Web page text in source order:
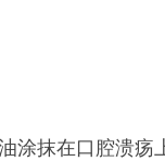
涂抹在口腔溃疡